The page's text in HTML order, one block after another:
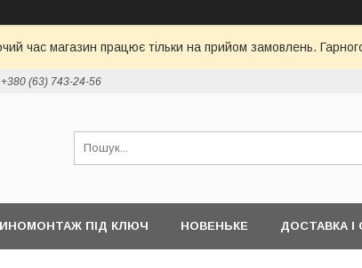
час магазин працює тільки на прийом замовлень.
+380 (63) 743-24-56
ПІД КЛЮЧ НОВЕНЬКЕ ДОСТАВКА І